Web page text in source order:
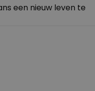
een nieuw leven te